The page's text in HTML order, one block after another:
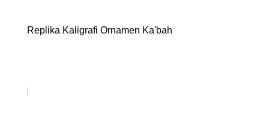
Replika Kaligrafi Ornamen Ka'bah